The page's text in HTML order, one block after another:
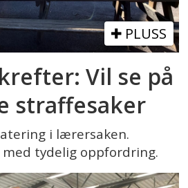
PLUSS
Vil se på
straffesaker
i lærersaken.
tydelig oppfordring.